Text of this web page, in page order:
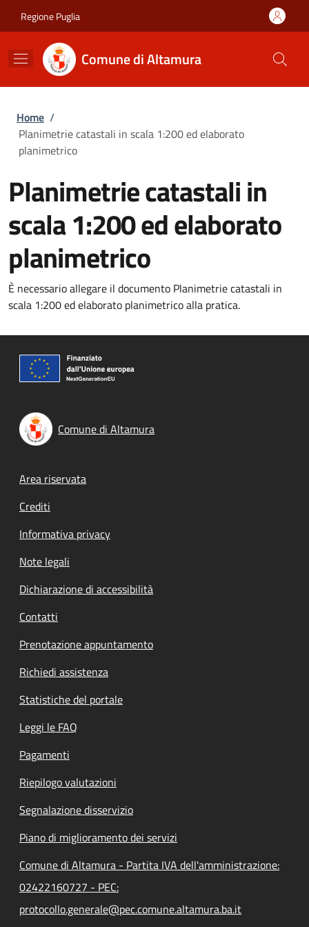
Regione Puglia
Comune di Altamura
Briciole di pane
Home /
Planimetrie catastali in scala 1:200 ed elaborato
planimetrico
Planimetrie catastali in
scala 1:200 ed elaborato
planimetrico
È necessario allegare il documento Planimetrie catastali in
scala 1:200 ed elaborato planimetrico alla pratica.
Comune di Altamura
Footer menu
Area riservata
Crediti
Informativa privacy
Note legali
Dichiarazione di accessibilità
Contatti
Prenotazione appuntamento
Richiedi assistenza
Statistiche del portale
Leggi le FAQ
Pagamenti
Riepilogo valutazioni
Segnalazione disservizio
Piano di miglioramento dei servizi
Comune di Altamura - Partita IVA dell'amministrazione:
02422160727 - PEC:
protocollo.generale@pec.comune.altamura.ba.it